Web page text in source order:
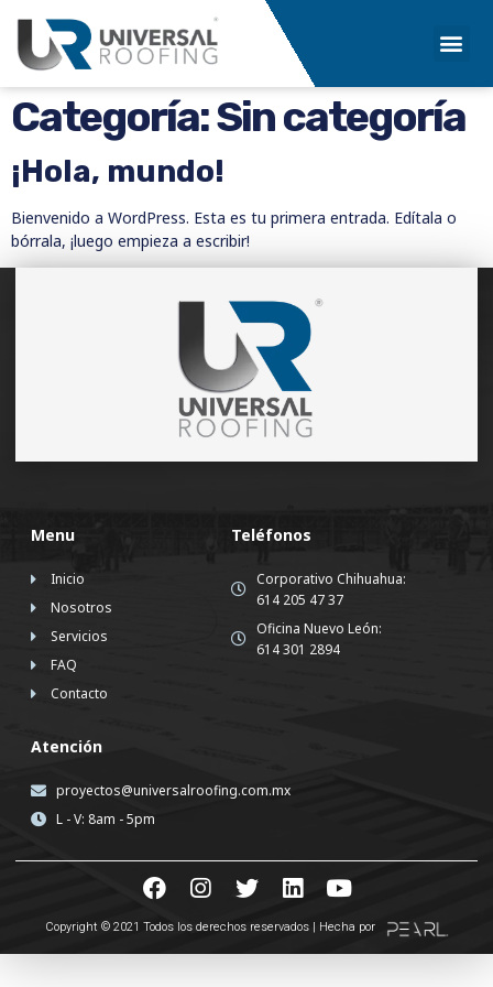
Categoría:Sin categoría
¡Hola, mundo!
Bienvenido a WordPress. Esta es tu primera entrada. Edítala o
bórrala, ¡luego empieza a escribir!
Menu
Inicio
Nosotros
Servicios
FAQ
Contacto
Teléfonos
Corporativo Chihuahua:
614 205 47 37
Oficina Nuevo León:
614 301 2894
Atención
proyectos@universalroofing.com.mx
L - V: 8am - 5pm
Copyright © 2021 Todos los derechos reservados | Hecha por